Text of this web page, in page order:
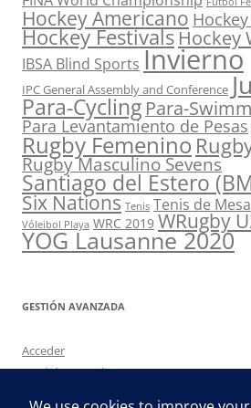
Hockey Americano
Hockey FestivalsHockey
IBSA Blind Sports Invierno
IPC General Assembly and Conference
Para-Cycling Para-
Para Levantamiento de Pesas
Rugby Femenino
Rugby Masculino Sevens
Santiago del Estero
Six Nations Tenis Tenis de Mesa
Vóleibol Playa WRC 2019 WRugby
YOG Lausanne 2020
GESTIÓN AVANZADA
Acceder
Feed de entradas